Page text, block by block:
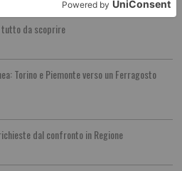
tutto da scoprire
Torino e Piemonte verso un Ferragosto
dal confronto in Regione